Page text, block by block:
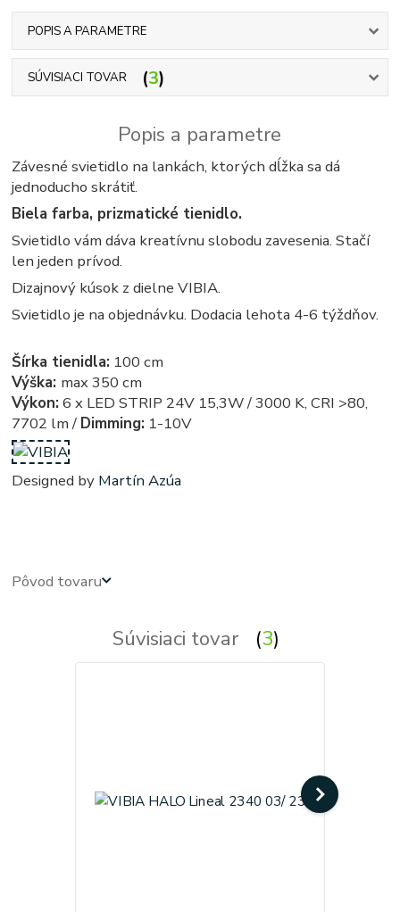
POPIS A PARAMETRE
SÚVISIACI TOVAR 3
Popis a parametre
Závesné svietidlo na lankách, ktorých dĺžka sa dá
jednoducho skrátiť.
Biela farba, prizmatické tienidlo.
Svietidlo vám dáva kreatívnu slobodu zavesenia. Stačí
len jeden prívod.
Dizajnový kúsok z dielne VIBIA.
Svietidlo je na objednávku. Dodacia lehota 4-6 týždňov.
Šírka tienidla: 100 cm
Výška: max 350 cm
Výkon: 6 x LED STRIP 24V 15,3W / 3000 K, CRI >80,
7702 lm / Dimming: 1-10V
Designed by Martín Azúa
Pôvod tovaru
Súvisiaci tovar 3